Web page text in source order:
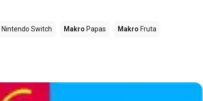
Nintendo Switch Makro Papas Makro Fruta